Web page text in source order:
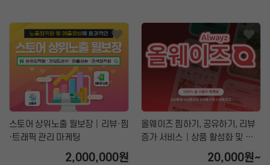
스토어 상위노출 월보장│리뷰·찜
·트래픽 관리 마케팅
2,000,000원
올웨이즈 찜하기, 공유하기, 리뷰
증가 서비스│상품 활성화 및 노
20,000원~